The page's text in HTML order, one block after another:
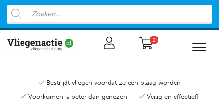
0
Bestrijdt vliegen voordat ze een plaag worden
Voorkomen is beter dan genezen
Veilig en effectief!